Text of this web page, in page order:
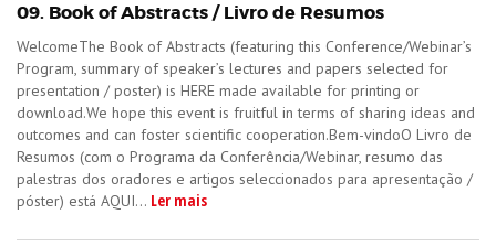
09. Book of Abstracts / Livro de Resumos
​WelcomeThe Book of Abstracts (featuring this Conference/Webinar’s
Program, summary of speaker’s lectures and papers selected for
presentation / poster) is HERE made available for printing or
download.We hope this event is fruitful in terms of sharing ideas and
outcomes and can foster scientific cooperation.​Bem-vindoO Livro de
Resumos (com o Programa da Conferência/Webinar, resumo das
palestras dos oradores e artigos seleccionados para apresentação /
póster) está AQUI... Ler mais